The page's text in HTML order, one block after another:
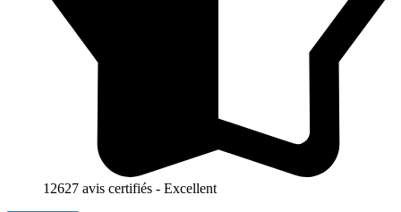
12627 avis certifiés - Excellent